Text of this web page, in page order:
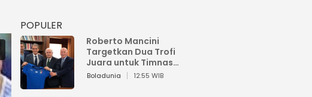
POPULER
Roberto Mancini
Targetkan Dua Trofi
Juara untuk Timnas
Italia
Boladunia 12:55 WIB